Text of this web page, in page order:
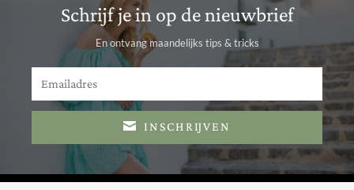
Schrijf je in op de nieuwbrief
En ontvang maandelijks tips & tricks
INSCHRIJVEN